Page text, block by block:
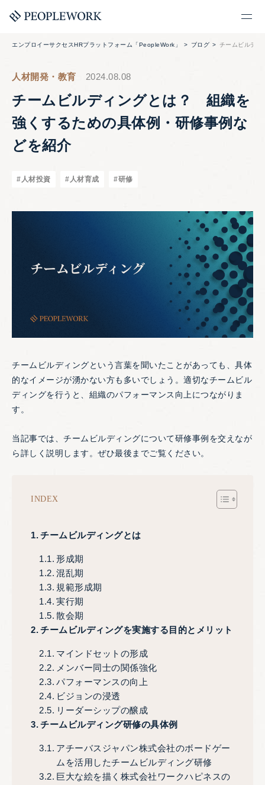
エンプロイーサクセスHRプラットフォーム「PeopleWork」 ブログ チームビルデ
人材開発・教育 2024.08.08
チームビルディングとは？ 組織を
強くするための具体例・研修事例な
どを紹介
#人材投資 #人材育成 #研修
チームビルディングという言葉を聞いたことがあっても、具体
的なイメージが湧かない方も多いでしょう。適切なチームビル
ディングを行うと、組織のパフォーマンス向上につながりま
す。
当記事では、チームビルディングについて研修事例を交えなが
ら詳しく説明します。ぜひ最後までご覧ください。
INDEX
チームビルディングとは
形成期
混乱期
規範形成期
実行期
散会期
チームビルディングを実施する目的とメリット
マインドセットの形成
メンバー同士の関係強化
パフォーマンスの向上
ビジョンの浸透
リーダーシップの醸成
チームビルディング研修の具体例
アチーバスジャパン株式会社のボードゲー
ムを活用したチームビルディング研修
巨大な絵を描く株式会社ワークハピネスの